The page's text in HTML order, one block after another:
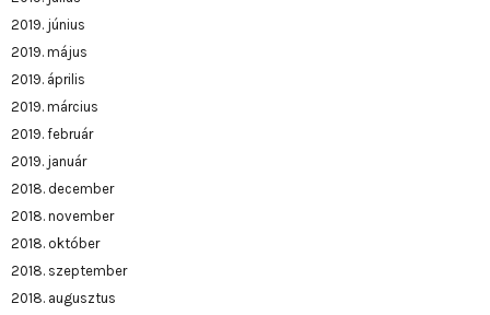
2019. június
2019. május
2019. április
2019. március
2019. február
2019. január
2018. december
2018. november
2018. október
2018. szeptember
2018. augusztus